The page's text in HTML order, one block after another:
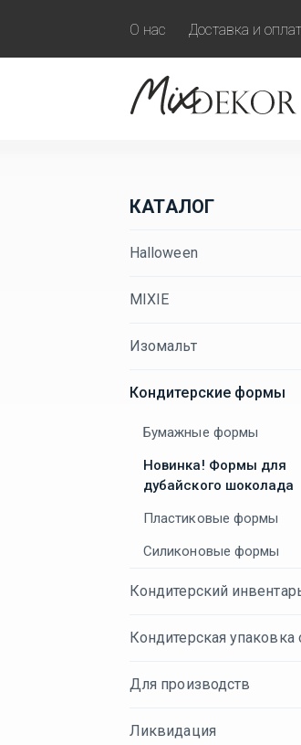
О нас Доставка и
КАТАЛОГ
Halloween
MIXIE
Изомальт
Кондитерские формы
Бумажные формы
Новинка! Формы для
дубайского шоколада
Пластиковые формы
Силиконовые формы
Кондитерский
Кондитерская упаковка
Для производств
Ликвидация